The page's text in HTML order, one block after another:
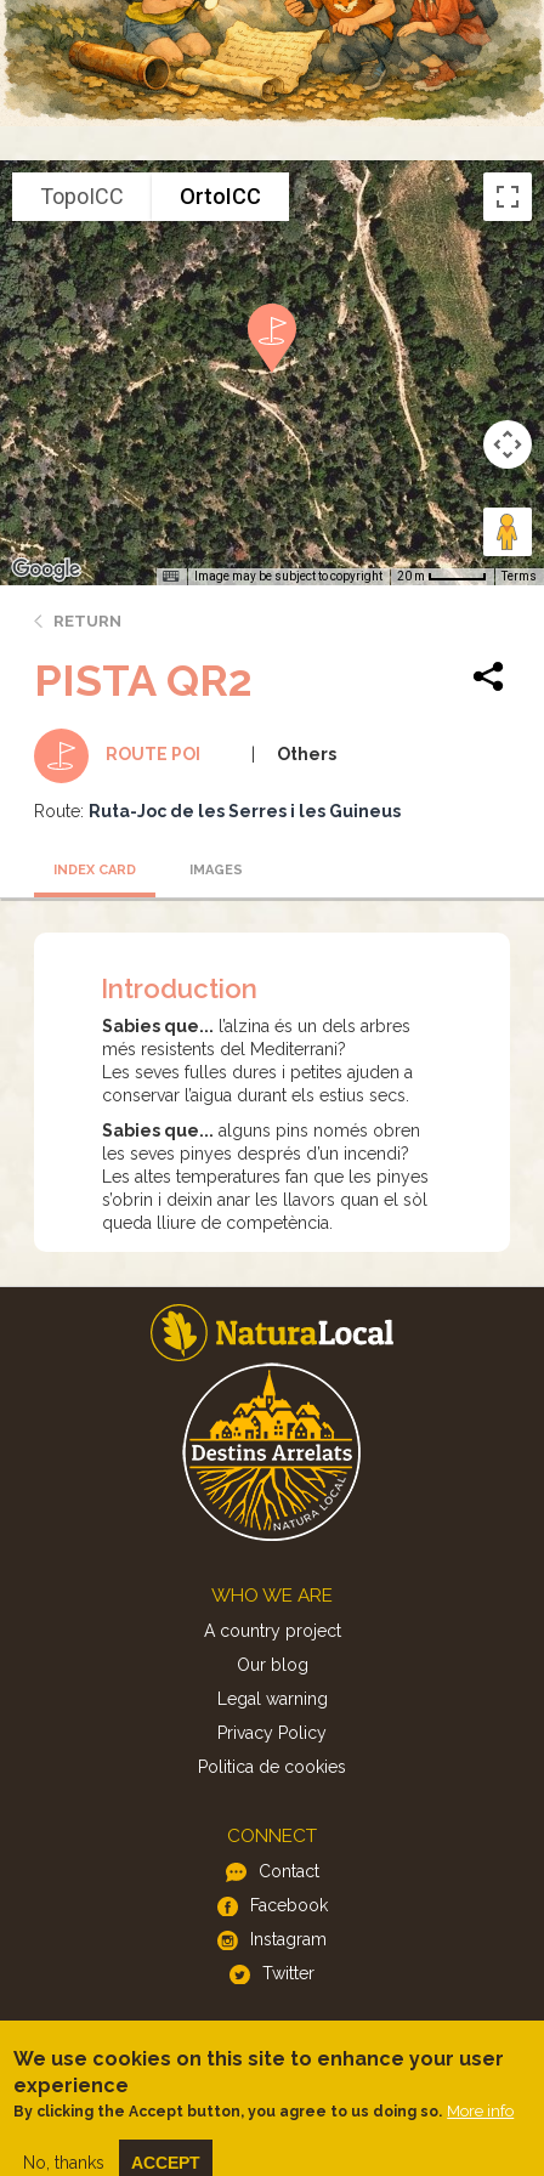
TopoICC OrtoICC
Image may be subject to copyright 20 m Terms
RETURN
PISTA QR2
ROUTE POI Others
Route: Ruta-Joc de les Serres i les Guineus
INDEX CARD IMAGES
Introduction
Sabies que... l’alzina és un dels arbres
més resistents del Mediterrani?
Les seves fulles dures i petites ajuden a
conservar l’aigua durant els estius secs.
Sabies que... alguns pins només obren
les seves pinyes després d’un incendi?
Les altes temperatures fan que les pinyes
s’obrin i deixin anar les llavors quan el sòl
queda lliure de competència.
WHO WE ARE
A country project
Our blog
Legal warning
Privacy Policy
Politica de cookies
CONNECT
Contact
Facebook
Instagram
Twitter
Android
We use cookies on this site to enhance your user
experience
By clicking the Accept button, you agree to us doing so. More info
No, thanks ACCEPT